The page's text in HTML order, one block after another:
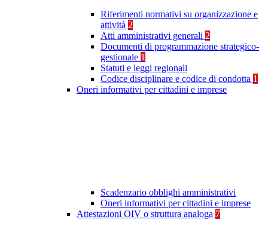
Riferimenti normativi su organizzazione e
attività 2
Atti amministrativi generali 2
Documenti di programmazione strategico-
gestionale 1
Statuti e leggi regionali
Codice disciplinare e codice di condotta 1
Oneri informativi per cittadini e imprese
Scadenzario obblighi amministrativi
Oneri informativi per cittadini e imprese
Attestazioni OIV o struttura analoga 7